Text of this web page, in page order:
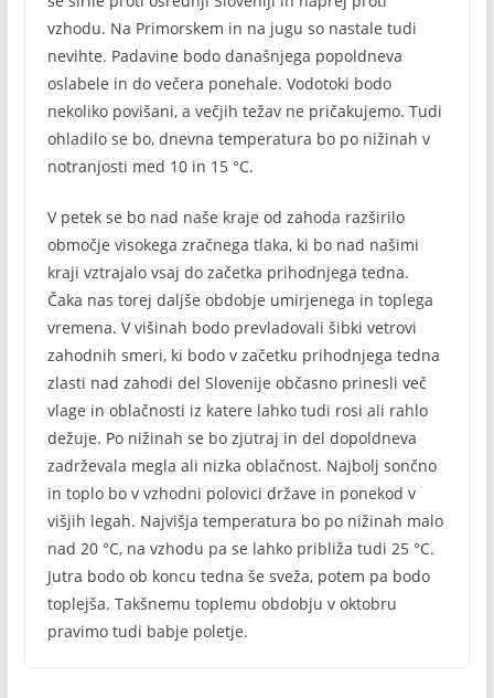
vzhodu. Na Primorskem in na jugu so nastale tudi
nevihte. Padavine bodo današnjega popoldneva
oslabele in do večera ponehale. Vodotoki bodo
nekoliko povišani, a večjih težav ne pričakujemo. Tudi
ohladilo se bo, dnevna temperatura bo po nižinah v
notranjosti med 10 in 15 °C.
V petek se bo nad naše kraje od zahoda razširilo
območje visokega zračnega tlaka, ki bo nad našimi
kraji vztrajalo vsaj do začetka prihodnjega tedna.
Čaka nas torej daljše obdobje umirjenega in toplega
vremena. V višinah bodo prevladovali šibki vetrovi
zahodnih smeri, ki bodo v začetku prihodnjega tedna
zlasti nad zahodi del Slovenije občasno prinesli več
vlage in oblačnosti iz katere lahko tudi rosi ali rahlo
dežuje. Po nižinah se bo zjutraj in del dopoldneva
zadrževala megla ali nizka oblačnost. Najbolj sončno
in toplo bo v vzhodni polovici države in ponekod v
višjih legah. Najvišja temperatura bo po nižinah malo
nad 20 °C, na vzhodu pa se lahko približa tudi 25 °C.
Jutra bodo ob koncu tedna še sveža, potem pa bodo
toplejša. Takšnemu toplemu obdobju v oktobru
pravimo tudi babje poletje.